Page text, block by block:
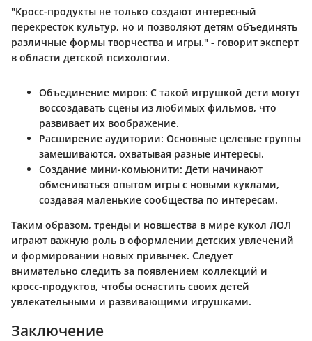
"Кросс-продукты не только создают интересный
перекресток культур, но и позволяют детям объединять
различные формы творчества и игры." - говорит эксперт
в области детской психологии.
Объединение миров: С такой игрушкой дети могут
воссоздавать сцены из любимых фильмов, что
развивает их воображение.
Расширение аудитории: Основные целевые группы
замешиваются, охватывая разные интересы.
Создание мини-комьюнити: Дети начинают
обмениваться опытом игры с новыми куклами,
создавая маленькие сообщества по интересам.
Таким образом, тренды и новшества в мире кукол ЛОЛ
играют важную роль в оформлении детских увлечений
и формировании новых привычек. Следует
внимательно следить за появлением коллекций и
кросс-продуктов, чтобы оснастить своих детей
увлекательными и развивающими игрушками.
Заключение